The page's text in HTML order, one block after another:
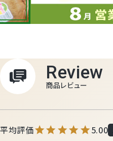
Review
商品レビュー
5.00